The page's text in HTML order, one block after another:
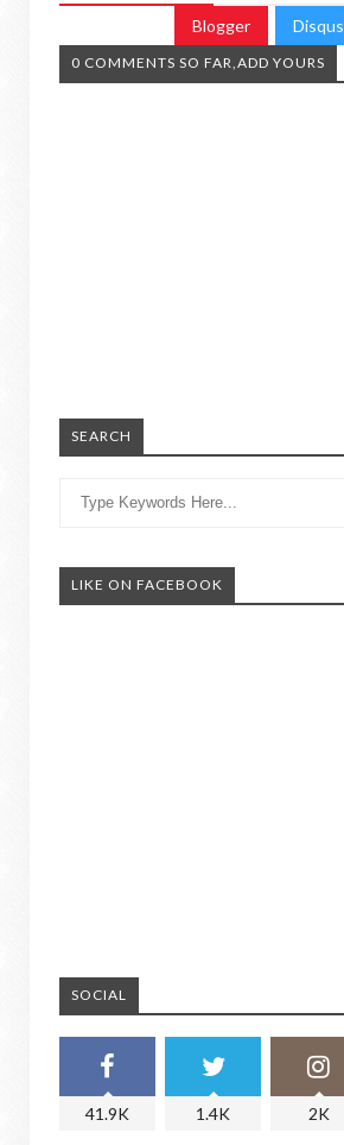
Blogger Disqus
0 COMMENTS SO FAR,ADD YOURS
SEARCH
LIKE ON FACEBOOK
SOCIAL
41.9K 1.4K 2K